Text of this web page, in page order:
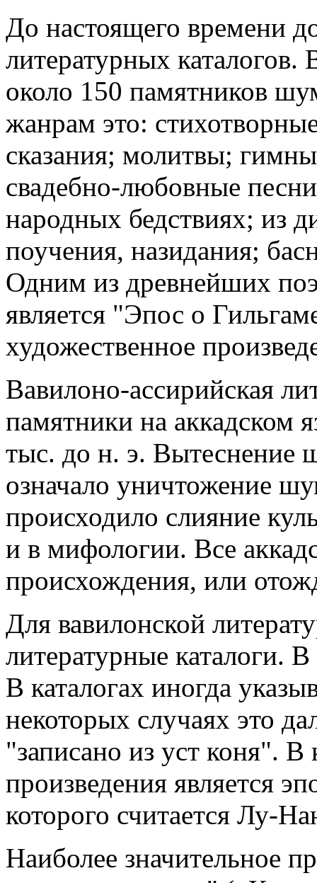
До настоящего времени
литературных каталогов.
около 150 памятников
жанрам это:
сказания; молитвы;
свадебно-любовные
народных бедствиях; из
поучения, назидания;
Одним из древнейших
является "Эпос о
художественное
Вавилоно-ассирийская
памятники на аккадском
тыс. до н. э. Вытеснение
означало уничтожение
происходило слияние
и в мифологии. Все
происхождения, или
Для вавилонской
литературные каталоги.
В каталогах иногда
некоторых случаях это
"записано из уст коня". В
произведения является
которого считается Лу-
Наиболее значительное